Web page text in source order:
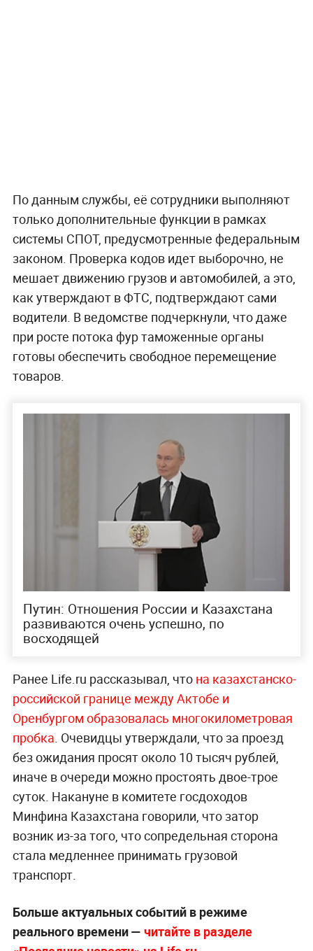
По данным службы, её сотрудники выполняют
только дополнительные функции в рамках
системы СПОТ, предусмотренные федеральным
законом. Проверка кодов идет выборочно, не
мешает движению грузов и автомобилей, а это,
как утверждают в ФТС, подтверждают сами
водители. В ведомстве подчеркнули, что даже
при росте потока фур таможенные органы
готовы обеспечить свободное перемещение
товаров.
Путин: Отношения России и Казахстана
развиваются очень успешно, по
восходящей
Ранее Life.ru рассказывал, чтона казахстанско-
российской границе между Актобе и
Оренбургом образовалась многокилометровая
пробка. Очевидцы утверждали, что за проезд
без ожидания просят около 10 тысяч рублей,
иначе в очереди можно простоять двое-трое
суток. Накануне в комитете госдоходов
Минфина Казахстана говорили, что затор
возник из-за того, что сопредельная сторона
стала медленнее принимать грузовой
транспорт.
Больше актуальных событий в режиме
реального времени — читайте в разделе